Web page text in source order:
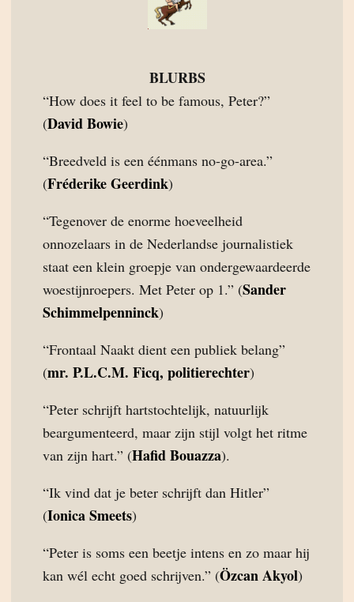
BLURBS
“How does it feel to be famous, Peter?”
(David Bowie)
“Breedveld is een éénmans no-go-area.”
(Fréderike Geerdink)
“Tegenover de enorme hoeveelheid
onnozelaars in de Nederlandse journalistiek
staat een klein groepje van ondergewaardeerde
woestijnroepers. Met Peter op 1.” (Sander
Schimmelpenninck)
“Frontaal Naakt dient een publiek belang”
(mr. P.L.C.M. Ficq, politierechter)
“Peter schrijft hartstochtelijk, natuurlijk
beargumenteerd, maar zijn stijl volgt het ritme
van zijn hart.” (Hafid Bouazza).
“Ik vind dat je beter schrijft dan Hitler”
(Ionica Smeets)
“Peter is soms een beetje intens en zo maar hij
kan wél echt goed schrijven.” (Özcan Akyol)